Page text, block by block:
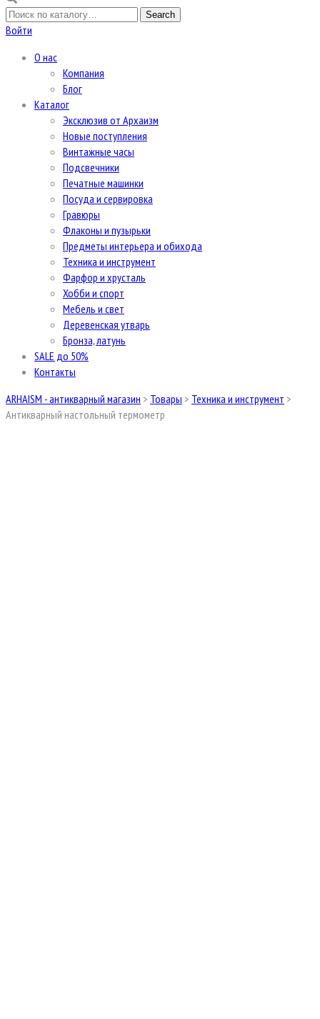
Войти
О нас
Компания
Блог
Каталог
Эксклюзив от Архаизм
Новые поступления
Винтажные часы
Подсвечники
Печатные машинки
Посуда и сервировка
Гравюры
Флаконы и пузырьки
Предметы интерьера и обихода
Техника и инструмент
Фарфор и хрусталь
Хобби и спорт
Мебель и свет
Деревенская утварь
Бронза, латунь
SALE до 50%
Контакты
ARHAISM - антикварный магазин > Товары > Техника и инструмент >
Антикварный настольный термометр